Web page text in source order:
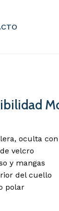
oculta
velcro
y mangas
del cuello
polar